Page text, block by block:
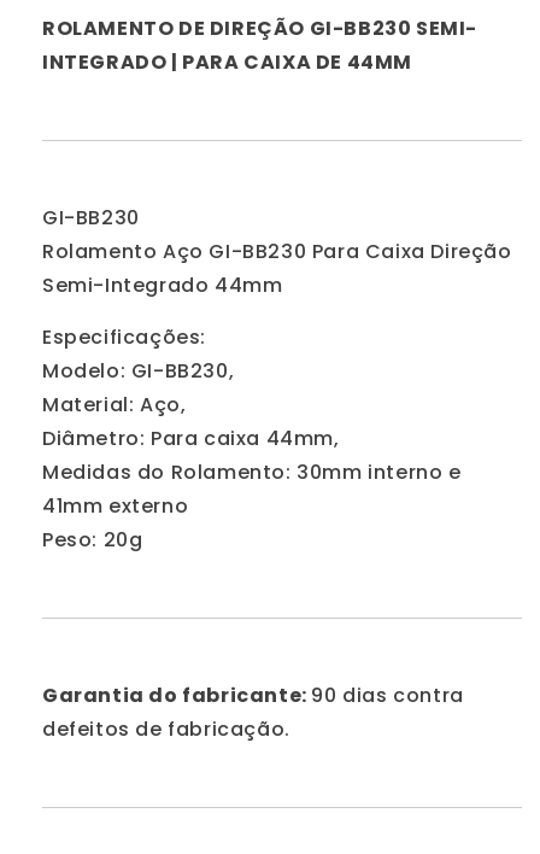
ROLAMENTO DE DIREÇÃO GI-BB230 SEMI-
INTEGRADO | PARA CAIXA DE 44MM
GI-BB230
Rolamento Aço GI-BB230 Para Caixa Direção
Semi-Integrado 44mm
Especificações:
Modelo: GI-BB230,
Material: Aço,
Diâmetro: Para caixa 44mm,
Medidas do Rolamento: 30mm interno e
41mm externo
Peso: 20g
Garantia do fabricante: 90 dias contra
defeitos de fabricação.